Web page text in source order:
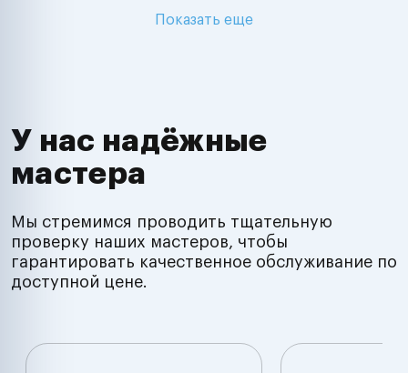
Показать еще
У нас надёжные
мастера
Мы стремимся проводить тщательную
проверку наших мастеров, чтобы
гарантировать качественное обслуживание по
доступной цене.